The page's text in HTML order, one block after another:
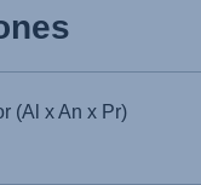
(Al x An x Pr)